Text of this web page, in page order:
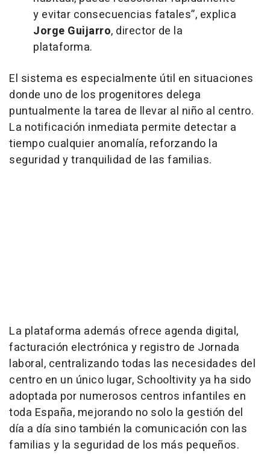
y evitar consecuencias fatales”, explica
Jorge Guijarro, director de la
plataforma.
El sistema es especialmente útil en situaciones
donde uno de los progenitores delega
puntualmente la tarea de llevar al niño al centro.
La notificación inmediata permite detectar a
tiempo cualquier anomalía, reforzando la
seguridad y tranquilidad de las familias.
La plataforma además ofrece agenda digital,
facturación electrónica y registro de Jornada
laboral, centralizando todas las necesidades del
centro en un único lugar, Schooltivity ya ha sido
adoptada por numerosos centros infantiles en
toda España, mejorando no solo la gestión del
día a día sino también la comunicación con las
familias y la seguridad de los más pequeños.